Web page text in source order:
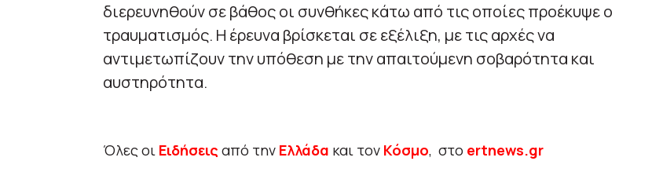
διερευνηθούν σε βάθος οι συνθήκες κάτω από τις οποίες προέκυψε ο
τραυματισμός. Η έρευνα βρίσκεται σε εξέλιξη, με τις αρχές να
αντιμετωπίζουν την υπόθεση με την απαιτούμενη σοβαρότητα και
αυστηρότητα.
Όλες οι Ειδήσεις από την Ελλάδα και τον Κόσμο, στο ertnews.gr